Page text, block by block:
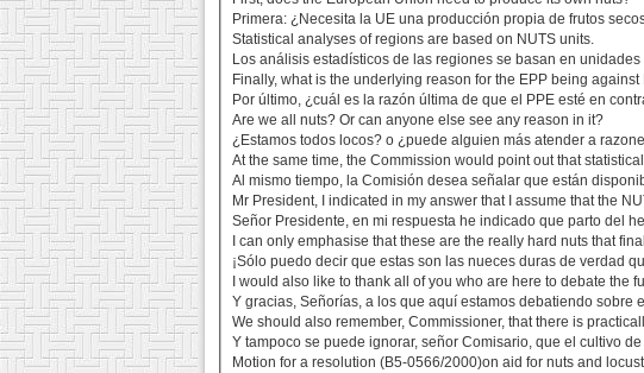
Primera: ¿Necesita la UE una producción propia de frutos
Statistical analyses of regions are based on NUTS units.
Los análisis estadísticos de las regiones se basan en unidades
Finally, what is the underlying reason for the EPP being against
Por último, ¿cuál es la razón última de que el PPE esté en
Are we all nuts? Or can anyone else see any reason in it?
¿Estamos todos locos? o ¿puede alguien más atender a
At the same time, the Commission would point out that
Al mismo tiempo, la Comisión desea señalar que están
Mr President, I indicated in my answer that I assume that the
Señor Presidente, en mi respuesta he indicado que parto del
I can only emphasise that these are the really hard nuts that
¡Sólo puedo decir que estas son las nueces duras de verdad
I would also like to thank all of you who are here to debate the
Y gracias, Señorías, a los que aquí estamos debatiendo sobre
We should also remember, Commissioner, that there is
Y tampoco se puede ignorar, señor Comisario, que el cultivo
Motion for a resolution (B5-0566/2000)on aid for nuts and